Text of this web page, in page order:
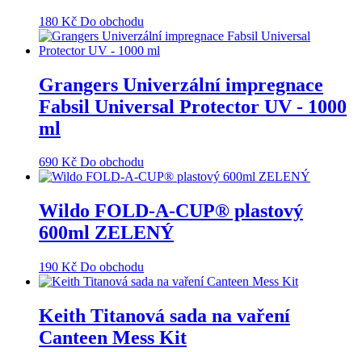
180 Kč Do obchodu
Grangers Univerzální impregnace
Fabsil Universal Protector UV - 1000
ml
690 Kč Do obchodu
Wildo FOLD-A-CUP® plastový
600ml ZELENÝ
190 Kč Do obchodu
Keith Titanová sada na vaření
Canteen Mess Kit